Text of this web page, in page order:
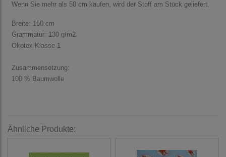
Wenn Sie mehr als 50 cm kaufen, wird der Stoff am Stück geliefert.
Breite: 150 cm
Grammatur: 130 g/m2
Ökotex Klasse 1
Zusammensetzung:
100 % Baumwolle
Ähnliche Produkte: